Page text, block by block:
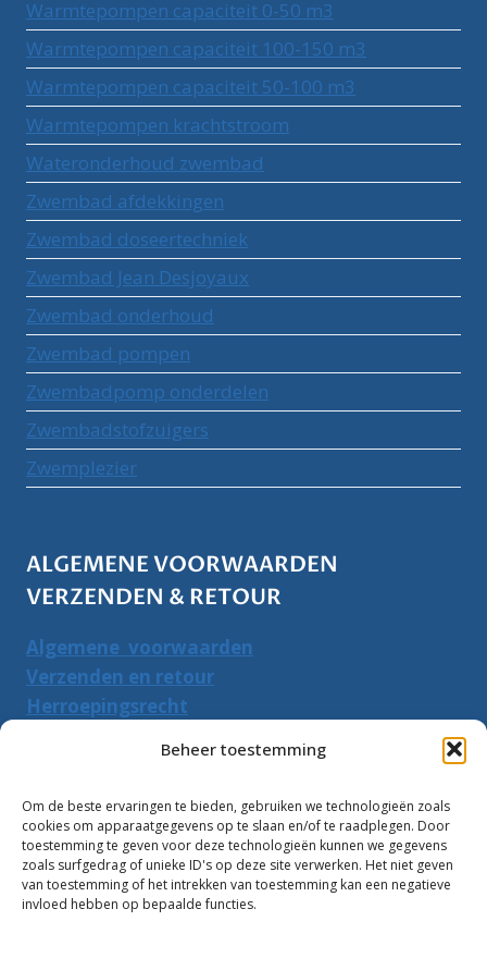
Beheer toestemming
Om de beste ervaringen te bieden, gebruiken we technologieën zoals
cookies om apparaatgegevens op te slaan en/of te raadplegen. Door
toestemming te geven voor deze technologieën kunnen we gegevens
zoals surfgedrag of unieke ID's op deze site verwerken. Het niet geven
van toestemming of het intrekken van toestemming kan een negatieve
invloed hebben op bepaalde functies.
Warmtepompen capaciteit 0-50 m3
Warmtepompen capaciteit 100-150 m3
Warmtepompen capaciteit 50-100 m3
Warmtepompen krachtstroom
Wateronderhoud zwembad
Zwembad afdekkingen
Zwembad doseertechniek
Zwembad Jean Desjoyaux
Zwembad onderhoud
Zwembad pompen
Zwembadpomp onderdelen
Zwembadstofzuigers
Zwemplezier
ALGEMENE VOORWAARDEN
VERZENDEN & RETOUR
Algemene voorwaarden
Verzenden en retour
Herroepingsrecht
Zoeken
naar:
Zoeken
Klantbeoordelingen: